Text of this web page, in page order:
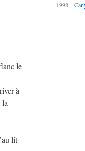
le
à
lit
1998